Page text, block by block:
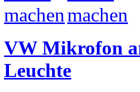
VW Mikrofon
Leuchte